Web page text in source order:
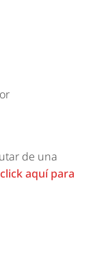
de una
click aquí para